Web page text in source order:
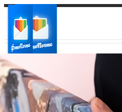
Ваш город:
Ваш регион доставки